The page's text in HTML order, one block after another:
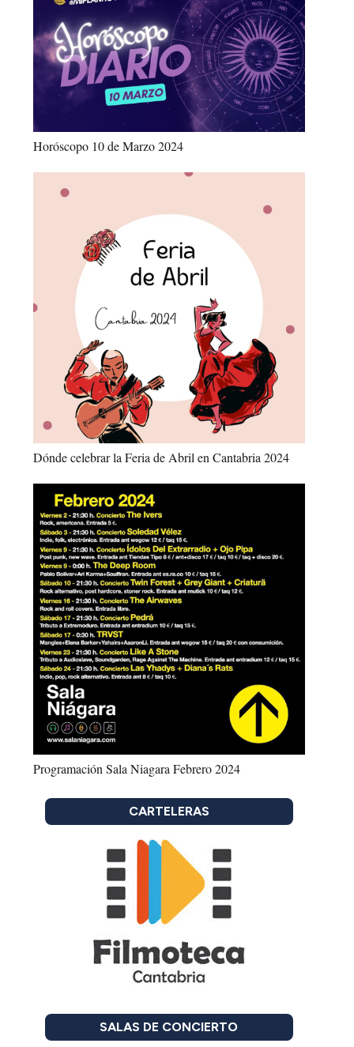
Horóscopo 10 de Marzo 2024
Dónde celebrar la Feria de Abril en Cantabria 2024
Programación Sala Niagara Febrero 2024
CARTELERAS
SALAS DE CONCIERTO